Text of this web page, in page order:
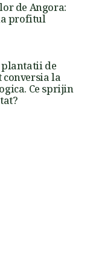
de Angora:
profitul
de
la
Ce sprijin